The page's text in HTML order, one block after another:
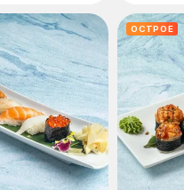
ОСТРОЕ